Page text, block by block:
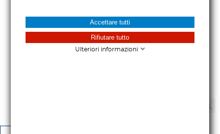
Ulteriori informazioni
Accettare tutti
Rifiutare tutto